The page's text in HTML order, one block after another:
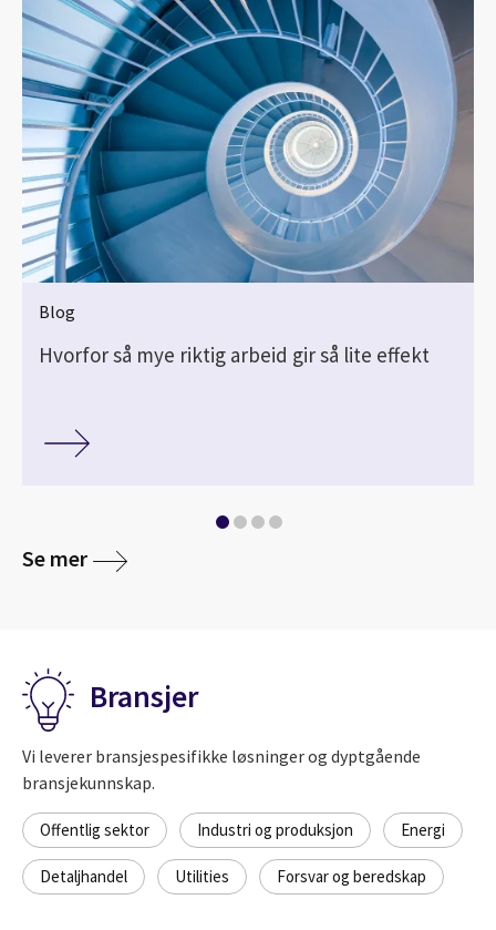
Blog
Hvorfor så mye riktig arbeid gir så lite effekt
Se mer
Bransjer
Vi leverer bransjespesifikke løsninger og dyptgående
bransjekunnskap.
Offentlig sektor Industri og produksjon Energi
Detaljhandel Utilities Forsvar og beredskap